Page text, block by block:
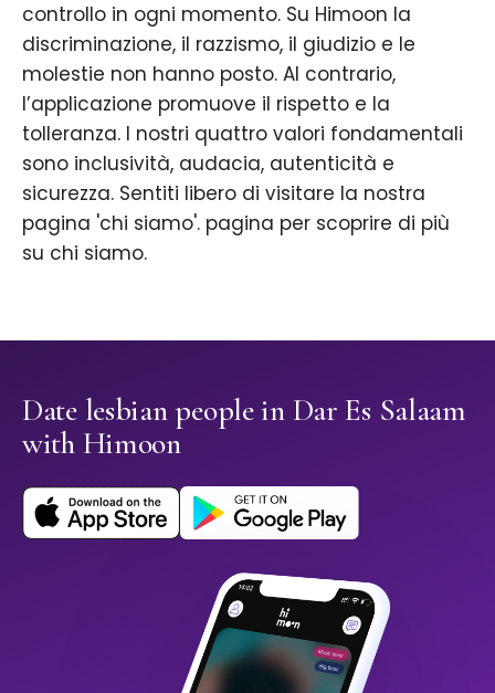
controllo in ogni momento. Su Himoon la
discriminazione, il razzismo, il giudizio e le
molestie non hanno posto. Al contrario,
l’applicazione promuove il rispetto e la
tolleranza. I nostri quattro valori fondamentali
sono inclusività, audacia, autenticità e
sicurezza. Sentiti libero di visitare la nostra
pagina 'chi siamo'. pagina per scoprire di più
su chi siamo.
Date lesbian people in Dar Es Salaam
with Himoon